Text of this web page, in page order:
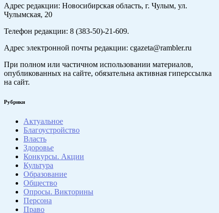
Адрес редакции: Новосибирская область, г. Чулым, ул.
Чулымская, 20
Телефон редакции: 8 (383-50)-21-609.
Адрес электронной почты редакции: cgazeta@rambler.ru
При полном или частичном использовании материалов,
опубликованных на сайте, обязательна активная гиперссылка
на сайт.
Рубрики
Актуальное
Благоустройство
Власть
Здоровье
Конкурсы. Акции
Культура
Образование
Общество
Опросы. Викторины
Персона
Право